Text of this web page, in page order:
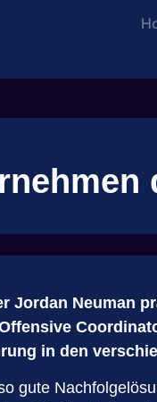
Jordan Neuman
in den
gute